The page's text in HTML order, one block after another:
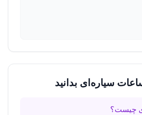
سیاره‌ای بدانید
چیست؟